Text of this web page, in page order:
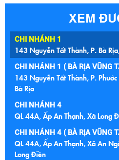
XEM
CHI NHÁNH 1
143 Nguyễn Tất Thành, P. Bà
CHI NHÁNH 1 ( BÀ RỊA VŨNG
143 Nguyễn Tất Thành, P.
Bà Rịa
CHI NHÁNH 4
QL 44A, Ấp An Thạnh, Xã Long
CHI NHÁNH 4 ( BÀ RỊA VŨNG
QL 44A, Ấp An Thạnh, Xã An
Long Điền